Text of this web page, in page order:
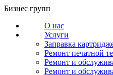
Перейти
содержанию
Бизнес групп
О нас
Услуги
Заправка
Ремонт печатной
Ремонт и
Ремонт и